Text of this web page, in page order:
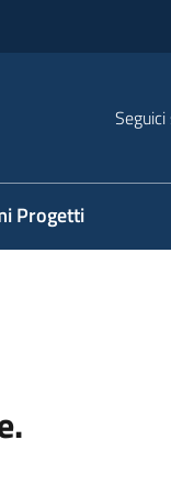
Seguici
Progetti